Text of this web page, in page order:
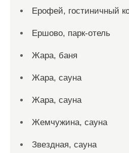
Ерофей, гостиничный
Ершово, парк-отель
Жара, баня
Жара, сауна
Жара, сауна
Жемчужина, сауна
Звездная, сауна